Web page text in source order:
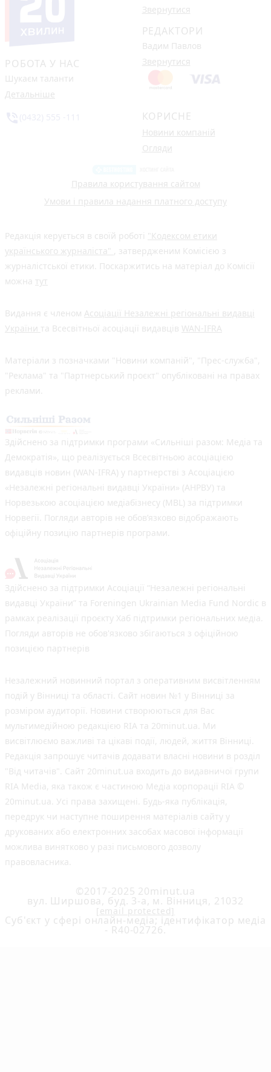
РОБОТА У НАС
Шукаєм таланти
Детальніше
Звернутися
РЕДАКТОРИ
Вадим Павлов
Звернутися
КОРИСНЕ
Новини компаній
Огляди
Правила користування сайтом
Умови і правила надання платного доступу
Редакція керується в своїй роботі "Кодексом етики
українського журналіста"
, затвердженим Комісією з
журналістської етики. Поскаржитись на матеріал до Комісії
можна тут
Видання є членом Асоціації Незалежні регіональні видавці
України та Всесвітньої асоціації видавців WAN-IFRA
Матеріали з позначками "Новини компаній", "Прес-служба",
"Реклама" та "Партнерський проєкт" опубліковані на правах
реклами.
Здійснено за підтримки програми «Сильніші разом: Медіа та
Демократія», що реалізується Всесвітньою асоціацією
видавців новин (WAN-IFRA) у партнерстві з Асоціацією
«Незалежні регіональні видавці України» (АНРВУ) та
Норвезькою асоціацією медіабізнесу (MBL) за підтримки
Норвегії. Погляди авторів не обов’язково відображають
офіційну позицію партнерів програми.
Здійснено за підтримки Асоціації “Незалежні регіональні
видавці України” та Foreningen Ukrainian Media Fund Nordic в
рамках реалізації проєкту Хаб підтримки регіональних медіа.
Погляди авторів не обов'язково збігаються з офіційною
позицією партнерів
Незалежний новинний портал з оперативним висвітленням
подій у Вінниці та області. Сайт новин №1 у Вінниці за
розміром аудиторії. Новини створюються для Вас
мультимедійною редакцією RIA та 20minut.ua. Ми
висвітлюємо важливі та цікаві події, людей, життя Вінниці.
Редакція запрошує читачів додавати власні новини в розділ
"Від читачів". Сайт 20minut.ua входить до видавничої групи
RIA Media, яка також є частиною Медіа корпорації RIA ©
20minut.ua. Усі права захищені. Будь-яка публiкацiя,
передрук чи наступне поширення матеріалів сайту у
друкованих або електронних засобах масової інформації
можлива винятково у разі письмового дозволу
правовласника.
©2017-2025 20minut.ua
вул. Ширшова, буд. 3-а, м. Вінниця, 21032
[email protected]
Cуб'єкт у сфері онлайн-медіа; ідентифікатор медіа
- R40-02726.